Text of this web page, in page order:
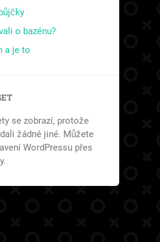
o bazénu?
a je to
se zobrazí, protože
žádné jiné. Můžete
WordPressu přes